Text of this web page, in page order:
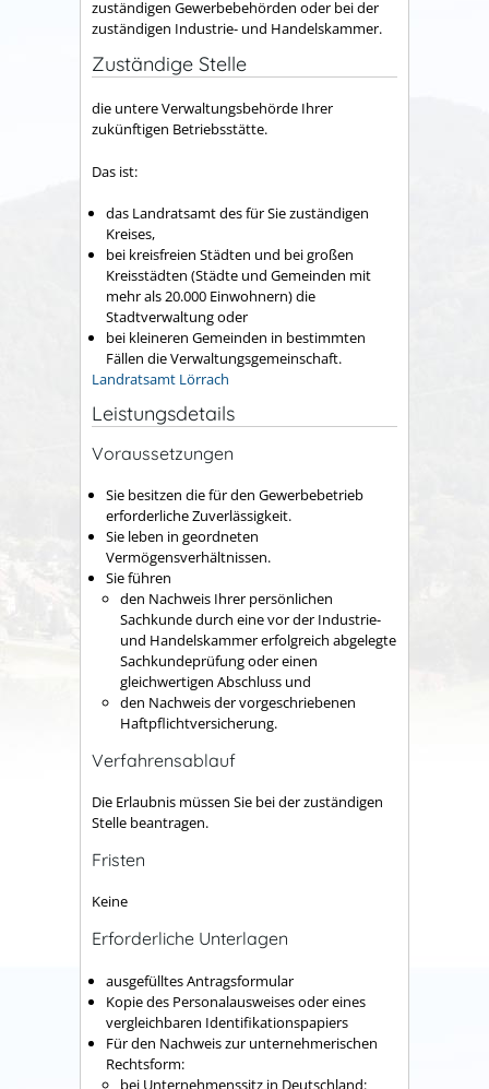
zuständigen Gewerbebehörden oder bei der
zuständigen Industrie- und Handelskammer.
Zuständige Stelle
die untere Verwaltungsbehörde Ihrer
zukünftigen Betriebsstätte.
Das ist:
das Landratsamt des für Sie zuständigen
Kreises,
bei kreisfreien Städten und bei großen
Kreisstädten (Städte und Gemeinden mit
mehr als 20.000 Einwohnern) die
Stadtverwaltung oder
bei kleineren Gemeinden in bestimmten
Fällen die Verwaltungsgemeinschaft.
Landratsamt Lörrach
Leistungsdetails
Voraussetzungen
Sie besitzen die für den Gewerbebetrieb
erforderliche Zuverlässigkeit.
Sie leben in geordneten
Vermögensverhältnissen.
Sie führen
den Nachweis Ihrer persönlichen
Sachkunde durch eine vor der Industrie-
und Handelskammer erfolgreich abgelegte
Sachkundeprüfung oder einen
gleichwertigen Abschluss und
den Nachweis der vorgeschriebenen
Haftpflichtversicherung.
Verfahrensablauf
Die Erlaubnis müssen Sie bei der zuständigen
Stelle beantragen.
Fristen
Keine
Erforderliche Unterlagen
ausgefülltes Antragsformular
Kopie des Personalausweises oder eines
vergleichbaren Identifikationspapiers
Für den Nachweis zur unternehmerischen
Rechtsform:
bei Unternehmenssitz in Deutschland: